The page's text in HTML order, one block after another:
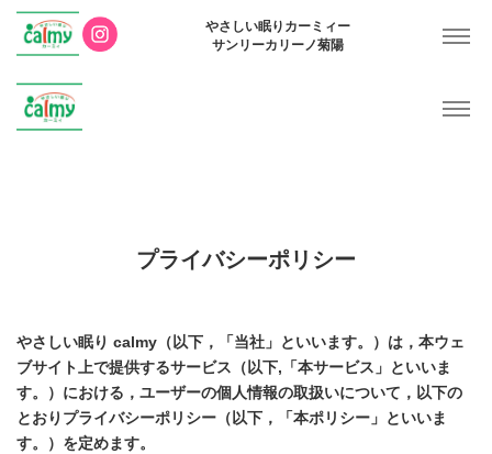
やさしい眠りカーミィー
サンリーカリーノ菊陽
プライバシーポリシー
やさしい眠り calmy（以下，「当社」といいます。）は，本ウェ
ブサイト上で提供するサービス（以下,「本サービス」といいま
す。）における，ユーザーの個人情報の取扱いについて，以下の
とおりプライバシーポリシー（以下，「本ポリシー」といいま
す。）を定めます。